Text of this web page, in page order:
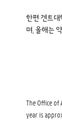
한편 겐트대
며, 올해는
The Office
year is